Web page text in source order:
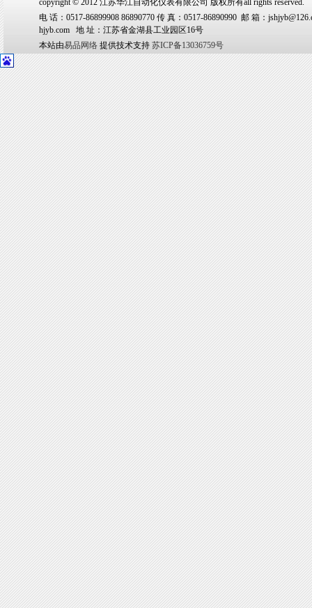
copyright © 2012 江苏华江自动化仪表有限公司 版权所有all rights reserved.
电 话：0517-86899908 86890770 传 真：0517-86890990 邮 箱：
hjyb.com 地 址：江苏省金湖县工业园区16号
本站由易品网络提供技术支持苏ICP备13036759号